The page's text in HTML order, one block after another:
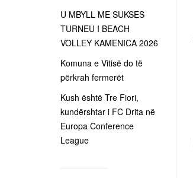
U MBYLL ME SUKSES
TURNEU I BEACH
VOLLEY KAMENICA 2026
Komuna e Vitisë do të
përkrah fermerët
Kush është Tre Fiori,
kundërshtar i FC Drita në
Europa Conference
League